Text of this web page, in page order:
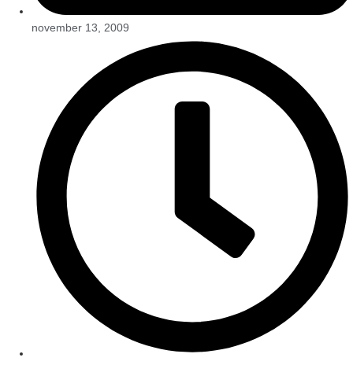
november 13, 2009